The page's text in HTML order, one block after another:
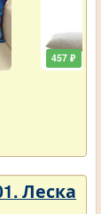
457 ₽
Леска